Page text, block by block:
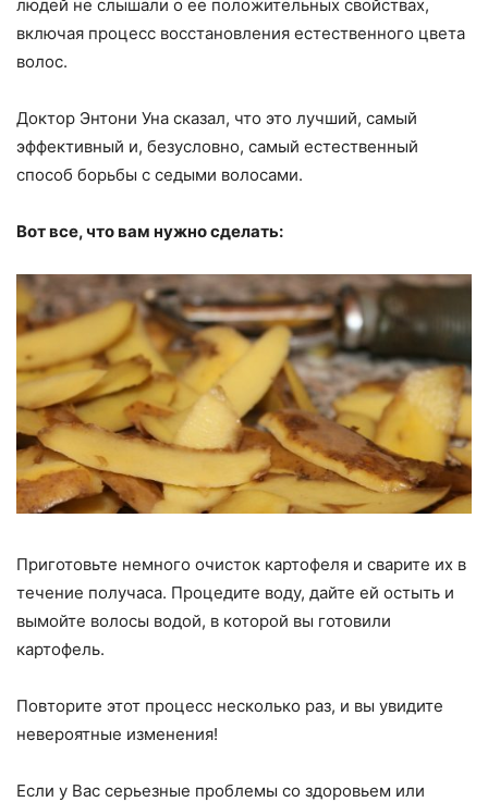
людей не слышали о ее положительных свойствах,
включая процесс восстановления естественного цвета
волос.
Доктор Энтони Уна сказал, что это лучший, самый
эффективный и, безусловно, самый естественный
способ борьбы с седыми волосами.
Вот все, что вам нужно сделать:
Приготовьте немного очисток картофеля и сварите их в
течение получаса. Процедите воду, дайте ей остыть и
вымойте волосы водой, в которой вы готовили
картофель.
Повторите этот процесс несколько раз, и вы увидите
невероятные изменения!
Если у Вас серьезные проблемы со здоровьем или